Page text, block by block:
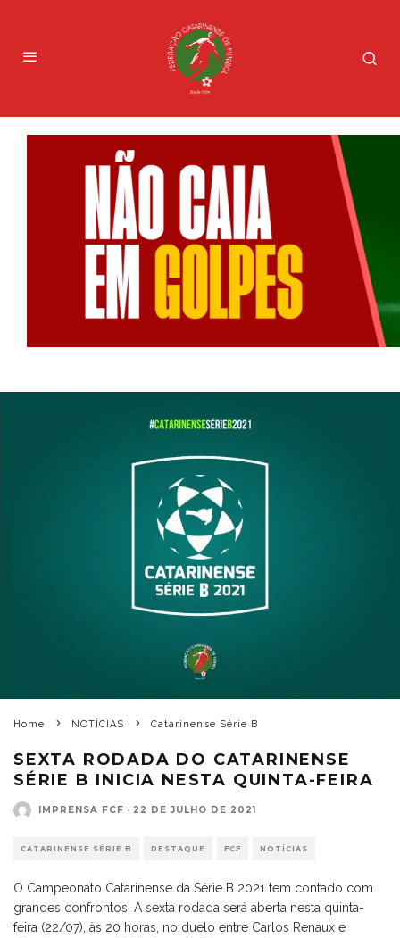
Home NOTÍCIAS Catarinense Série B
SEXTA RODADA DO CATARINENSE
SÉRIE B INICIA NESTA QUINTA-FEIRA
IMPRENSA FCF · 22 DE JULHO DE 2021
CATARINENSE SÉRIE B DESTAQUE FCF NOTÍCIAS
O Campeonato Catarinense da Série B 2021 tem contado com
grandes confrontos. A sexta rodada será aberta nesta quinta-
feira (22/07), às 20 horas, no duelo entre Carlos Renaux e